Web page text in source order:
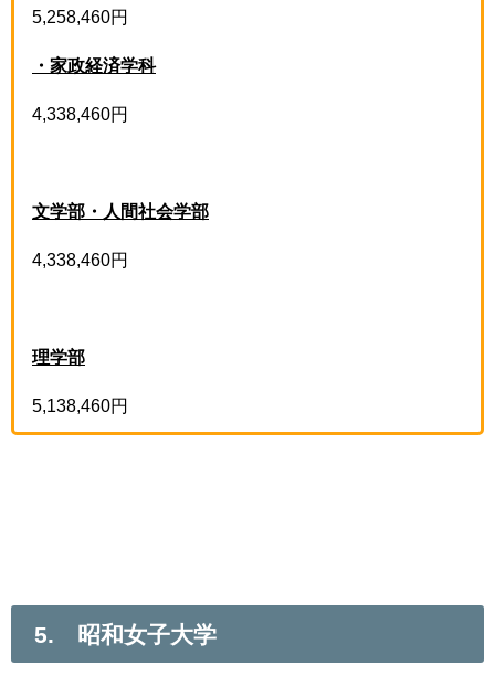
5,258,460円
・家政経済学科
4,338,460円
文学部・人間社会学部
4,338,460円
理学部
5,138,460円
5. 昭和女子大学